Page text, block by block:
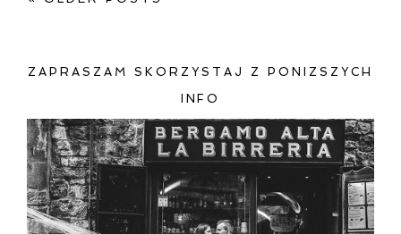
ZAMIEŚĆ KOMENTARZ
ZAPRASZAM SKORZYSTAJ Z PONIZSZYCH
INFO